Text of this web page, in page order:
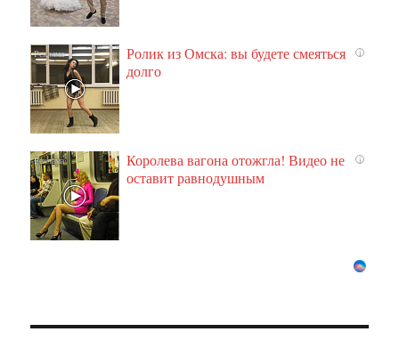
i
Ролик из Омска: вы будете смеяться
долго
i
Королева вагона отожгла! Видео не
оставит равнодушным